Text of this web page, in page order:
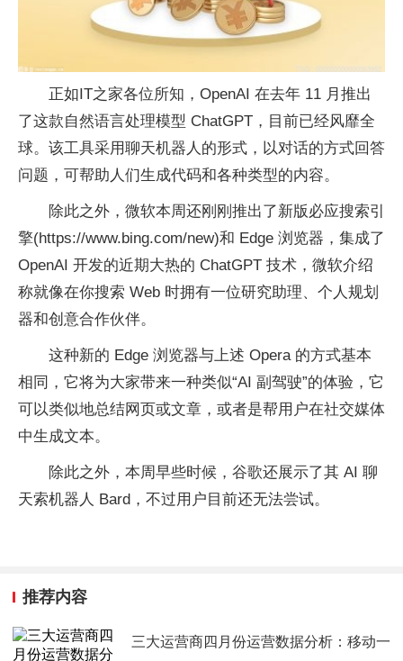
正如IT之家各位所知，OpenAI 在去年 11 月推出
了这款自然语言处理模型 ChatGPT，目前已经风靡全
球。该工具采用聊天机器人的形式，以对话的方式回答
问题，可帮助人们生成代码和各种类型的内容。
除此之外，微软本周还刚刚推出了新版必应搜索引
擎(https://www.bing.com/new)和 Edge 浏览器，集成了
OpenAI 开发的近期大热的 ChatGPT 技术，微软介绍
称就像在你搜索 Web 时拥有一位研究助理、个人规划
器和创意合作伙伴。
这种新的 Edge 浏览器与上述 Opera 的方式基本
相同，它将为大家带来一种类似“AI 副驾驶”的体验，它
可以类似地总结网页或文章，或者是帮用户在社交媒体
中生成文本。
除此之外，本周早些时候，谷歌还展示了其 AI 聊
天索机器人 Bard，不过用户目前还无法尝试。
推荐内容
三大运营商四月份运营数据分析：移动一